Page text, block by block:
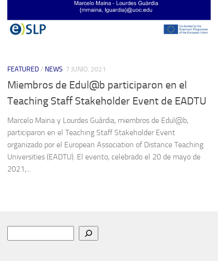
FEATURED/ NEWS 7 JUNIO, 2021
Miembros de Edul@b participaron en el
Teaching Staff Stakeholder Event de EADTU
Marcelo Maina y Lourdes Guàrdia, miembros de Edul@b,
participaron en el Teaching Staff Stakeholder Event
organizado por el European Association of Distance Teaching
Universities (EADTU). El evento, celebrado el 20 de mayo de
2021,...